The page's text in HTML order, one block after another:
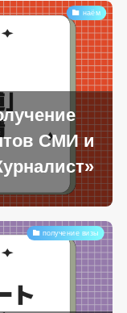
наём
СМИ и
получение визы